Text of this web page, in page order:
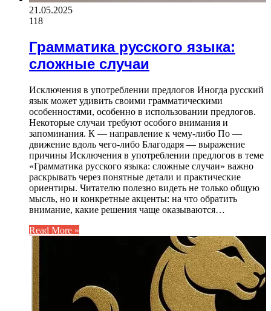
21.05.2025
118
Грамматика русского языка:
сложные случаи
Исключения в употреблении предлогов Иногда русский
язык может удивить своими грамматическими
особенностями, особенно в использовании предлогов.
Некоторые случаи требуют особого внимания и
запоминания. К — направление к чему-либо По —
движение вдоль чего-либо Благодаря — выражение
причины Исключения в употреблении предлогов в теме
«Грамматика русского языка: сложные случаи» важно
раскрывать через понятные детали и практические
ориентиры. Читателю полезно видеть не только общую
мысль, но и конкретные акценты: на что обратить
внимание, какие решения чаще оказываются…
Read More »